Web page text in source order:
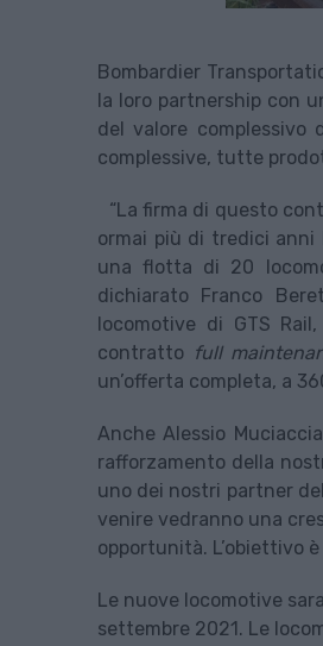
Bombardier
la loro partnership con
del valore
complessive, tutte
“La firma di questo
ormai più di tredici anni
una flotta di 20
dichiarato Franco
locomotive di GTS
contratto full
un’offerta completa, a
Anche Alessio
rafforzamento della
uno dei nostri partner
venire vedranno una
opportunità. L’obiettivo
Le nuove locomotive
settembre 2021. Le